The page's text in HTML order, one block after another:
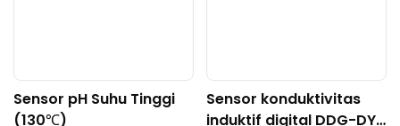
Sensor pH Suhu Tinggi
(130℃)
Sensor konduktivitas
induktif digital DDG-DY-